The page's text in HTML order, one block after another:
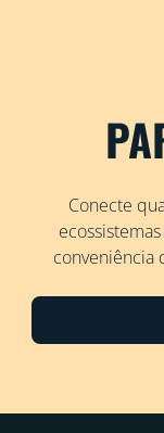
Conecte
conveniência